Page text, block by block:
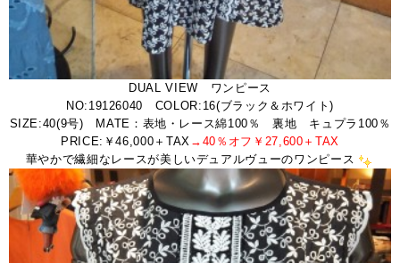
DUAL VIEW ワンピース
NO:19126040 COLOR:16(ブラック＆ホワイト)
SIZE:40(9号) MATE：表地・レース綿100％ 裏地 キュプラ100％
PRICE:￥46,000＋TAX →40％オフ￥27,600＋TAX
華やかで繊細なレースが美しいデュアルヴューのワンピース